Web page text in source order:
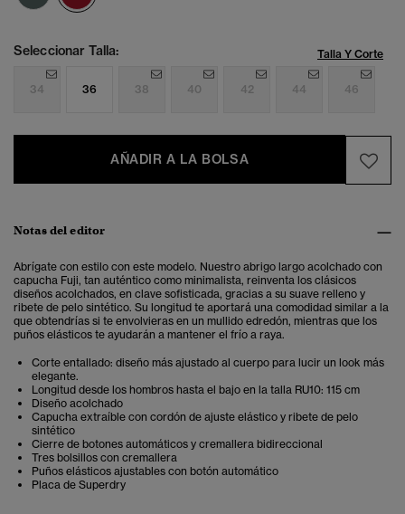
Seleccionar Talla: Talla Y Corte
34 36 38 40 42 44 46
AÑADIR A LA BOLSA
Notas del editor
Abrígate con estilo con este modelo. Nuestro abrigo largo acolchado con
capucha Fuji, tan auténtico como minimalista, reinventa los clásicos
diseños acolchados, en clave sofisticada, gracias a su suave relleno y
ribete de pelo sintético. Su longitud te aportará una comodidad similar a la
que obtendrías si te envolvieras en un mullido edredón, mientras que los
puños elásticos te ayudarán a mantener el frío a raya.
Corte entallado: diseño más ajustado al cuerpo para lucir un look más
elegante .
Longitud desde los hombros hasta el bajo en la talla RU10: 115 cm
Diseño acolchado
Capucha extraíble con cordón de ajuste elástico y ribete de pelo
sintético
Cierre de botones automáticos y cremallera bidireccional
Tres bolsillos con cremallera
Puños elásticos ajustables con botón automático
Placa de Superdry